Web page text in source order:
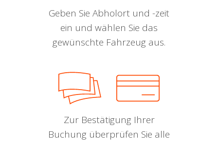
Geben Sie Abholort und -zeit
ein und wählen Sie das
gewünschte Fahrzeug aus.
Zur Bestätigung Ihrer
Buchung überprüfen Sie alle